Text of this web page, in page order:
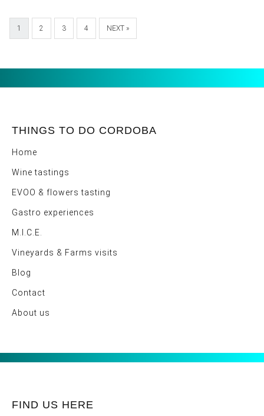
1 2 3 4 NEXT »
THINGS TO DO CORDOBA
Home
Wine tastings
EVOO & flowers tasting
Gastro experiences
M.I.C.E.
Vineyards & Farms visits
Blog
Contact
About us
FIND US HERE